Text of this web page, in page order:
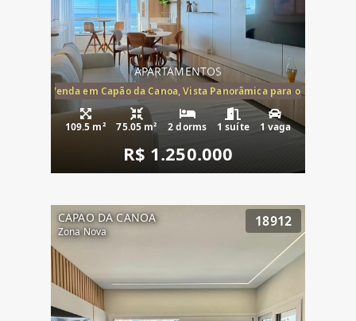
APARTAMENTOS
Mar à Venda em Capão da Canoa, Vista Panorâmica para o Mar, 2
109.5 m² 75.05 m² 2 dorms 1 suíte 1 vaga
R$ 1.250.000
CAPAO DA CANOA
Zona Nova
18912